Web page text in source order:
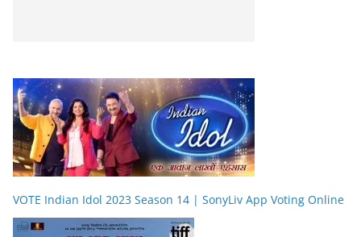
VOTE Indian Idol 2023 Season 14 | SonyLiv App Voting Online